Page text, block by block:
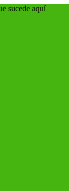
sucede aquí